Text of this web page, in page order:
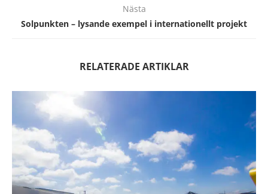
Nästa
Solpunkten – lysande exempel i internationellt projekt
RELATERADE ARTIKLAR